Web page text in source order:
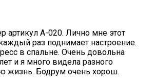
артикул А-020. Лично мне этот
раз поднимает настроение.
в спальне. Очень довольна
и я много видела разного
жизнь. Бодрум очень хорош.